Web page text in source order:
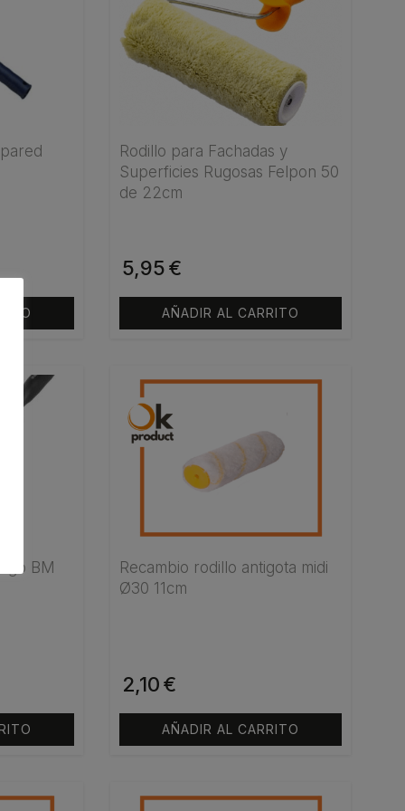
hasta
1,75€
Rodillo para Fachadas y
Superficies Rugosas Felpon 50
de 22cm
5,95€
AÑADIR AL CARRITO
BM
Recambio rodillo antigota midi
Ø30 11cm
2,10€
AÑADIR AL CARRITO